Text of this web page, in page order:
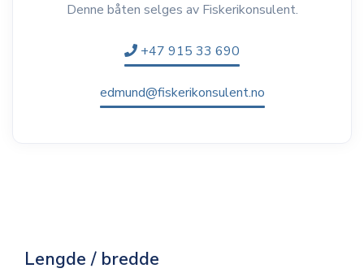
Denne båten selges av Fiskerikonsulent.
+47 915 33 690
edmund@fiskerikonsulent.no
Lengde / bredde